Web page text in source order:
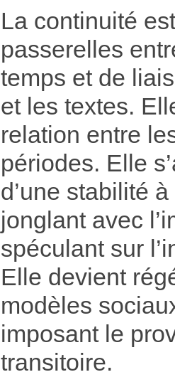
La continuité
passerelles
temps et de
et les textes.
relation entre
périodes. Elle
d’une stabilité
jonglant avec
spéculant sur
Elle devient
modèles
imposant le
transitoire.